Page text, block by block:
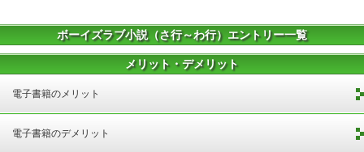
ボーイズラブ小説（さ行～わ行）エントリー一覧
メリット・デメリット
電子書籍のメリット
電子書籍のデメリット